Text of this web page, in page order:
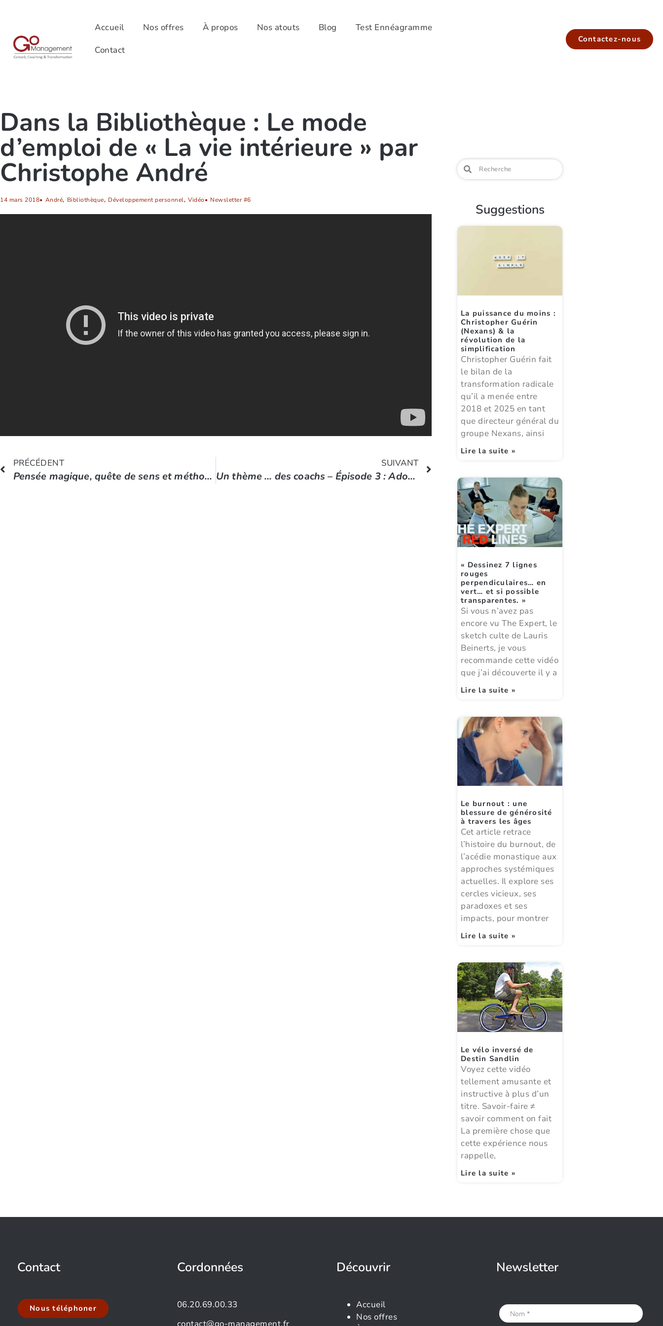
Accueil Nos offres À propos Nos atouts Blog
Test Ennéagramme
Contact
Contactez-nous
Dans la Bibliothèque : Le mode
d’emploi de « La vie intérieure » par
Christophe André
14 mars 2018• André, Bibliothèque, Développement personnel, Vidéo• Newsletter #6
PRÉCÉDENT
Pensée magique, quête de sens et méthode scientifique
SUIVANT
Un thème … des coachs – Épisode 3 : Adopter une démarche collective
Suggestions
La puissance du moins :
Christopher Guérin
(Nexans) & la
révolution de la
simplification
Christopher Guérin fait
le bilan de la
transformation radicale
qu’il a menée entre
2018 et 2025 en tant
que directeur général du
groupe Nexans, ainsi
Lire la suite »
« Dessinez 7 lignes
rouges
perpendiculaires… en
vert… et si possible
transparentes. »
Si vous n’avez pas
encore vu The Expert, le
sketch culte de Lauris
Beinerts, je vous
recommande cette vidéo
que j’ai découverte il y a
Lire la suite »
Le burnout : une
blessure de générosité
à travers les âges
Cet article retrace
l’histoire du burnout, de
l’acédie monastique aux
approches systémiques
actuelles. Il explore ses
cercles vicieux, ses
paradoxes et ses
impacts, pour montrer
Lire la suite »
Le vélo inversé de
Destin Sandlin
Voyez cette vidéo
tellement amusante et
instructive à plus d’un
titre. Savoir-faire ≠
savoir comment on fait
La première chose que
cette expérience nous
rappelle,
Lire la suite »
Contact
Nous téléphoner
Cordonnées
06.20.69.00.33
Découvrir
Accueil
Nos offres
Newsletter